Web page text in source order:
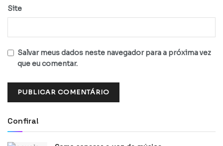
Site
Salvar meus dados neste navegador para a próxima vez
que eu comentar.
Confira!